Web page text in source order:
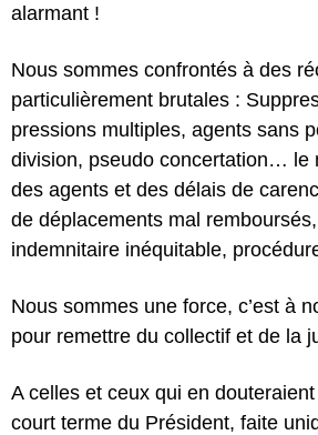
alarmant !
Nous sommes confrontés à des
particulièrement brutales :
pressions multiples, agents sans
division, pseudo concertation… le
des agents et des délais de
de déplacements mal
indemnitaire inéquitable,
Nous sommes une force, c’est à
pour remettre du collectif et de la
A celles et ceux qui en
court terme du Président, faite